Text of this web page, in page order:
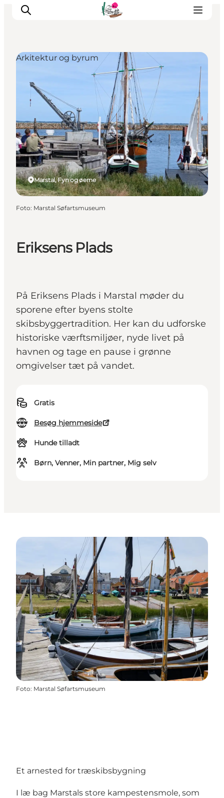
Oplevelser
Café & butik
Geopark Besøgscenter
Om Søbygaard
Det sker
Eriksens Plads
På Eriksens Plads i Marstal møder du
sporene efter byens stolte
skibsbyggertradition. Her kan du udforske
historiske værftsmiljøer, nyde livet på
havnen og tage en pause i grønne
omgivelser tæt på vandet.
Gratis
Besøg hjemmeside
Hunde tilladt
Børn, Venner, Min partner, Mig selv
Marstal, Fyn og øerne
Arkitektur og byrum
Foto: Marstal Søfartsmuseum
Foto: Marstal Søfartsmuseum
Et arnested for træskibsbygning
I læ bag Marstals store kampestensmole, som